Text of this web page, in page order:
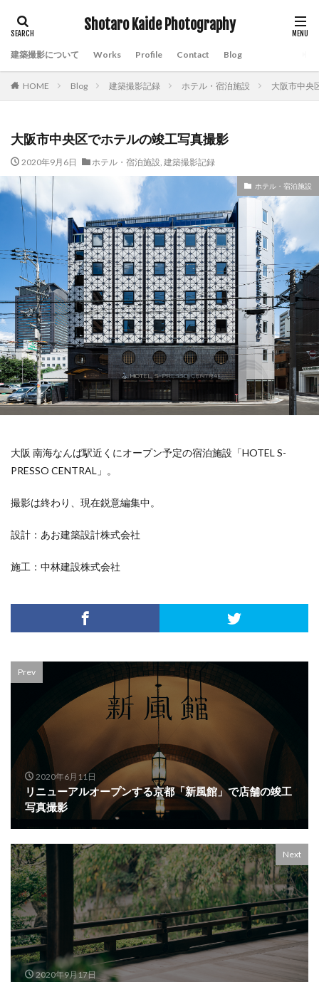
Shotaro Kaide Photography
建築撮影について Works Profile Contact Blog
HOME Blog 建築撮影記録 ホテル・宿泊施設 大阪市中央
大阪市中央区でホテルの竣工写真撮影
2020年9月6日 ホテル・宿泊施設, 建築撮影記録
ホテル・宿泊施設
大阪 南海なんば駅近くにオープン予定の宿泊施設「HOTEL S-
PRESSO CENTRAL」。
撮影は終わり、現在鋭意編集中。
設計：あお建築設計株式会社
施工：中林建設株式会社
Prev
2020年6月11日
リニューアルオープンする京都「新風館」で店舗の竣工
写真撮影
Next
2020年9月17日
ARCA-SWISS D4
CANON TS-E17mm F4L
CANON TS-E24mm F3.5L II
FUJIFILM GF45-100mmF4 R LM OIS WR
SIGMA 12-24mm F4 DG HSM | Art
SONY α1
スマートフォン
ティルト・シフトレンズ
ドローン
リノベーション
竣工撮影記録
CANON EOSR5
フォクトレンダー HELIAR-HYPER WIDE 10mm F5.6 Aspherical
雲台
Leofoto LH-40GR Leofoto G4
検索